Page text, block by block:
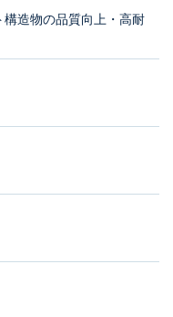
構造物の品質向上・高耐